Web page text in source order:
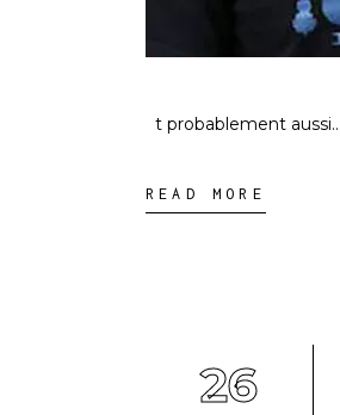
t probablement aussi
READ MORE
26